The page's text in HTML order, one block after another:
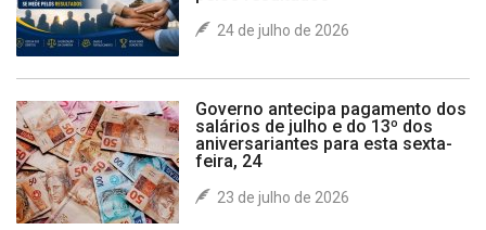
24 de julho de 2026
Governo antecipa pagamento dos
salários de julho e do 13º dos
aniversariantes para esta sexta-
feira, 24
23 de julho de 2026